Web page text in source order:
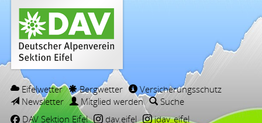
Eifelwetter Bergwetter
Versicherungsschutz
Newsletter
Mitglied werden
Suche
DAV Sektion Eifel
dav.eifel jdav_eifel